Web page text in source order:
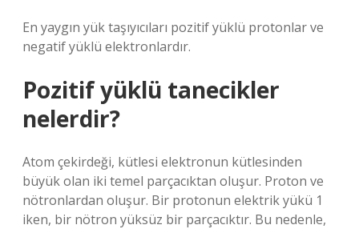
En yaygın yük taşıyıcıları pozitif yüklü protonlar ve
negatif yüklü elektronlardır.
Pozitif yüklü tanecikler
nelerdir?
Atom çekirdeği, kütlesi elektronun kütlesinden
büyük olan iki temel parçacıktan oluşur. Proton ve
nötronlardan oluşur. Bir protonun elektrik yükü 1
iken, bir nötron yüksüz bir parçacıktır. Bu nedenle,